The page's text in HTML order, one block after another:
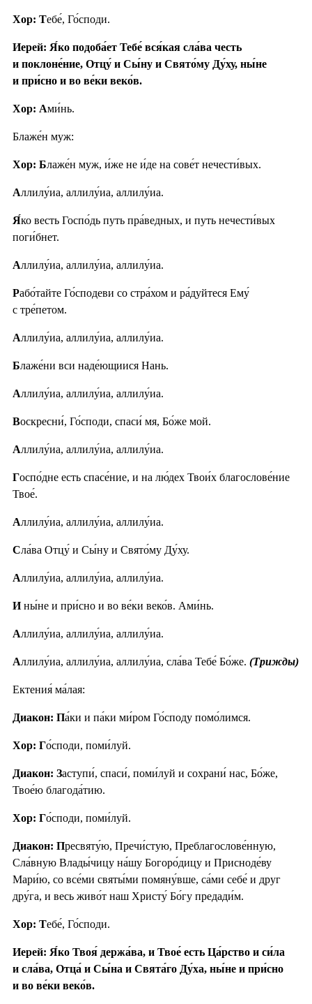
Хор: Тебе́, Го́споди.
Иерей: Я́ко подоба́ет Тебе́ вся́кая сла́ва честь
и поклоне́ние, Отцу́ и Сы́ну и Свято́му Ду́ху, ны́не
и при́сно и во ве́ки веко́в.
Хор: Ами́нь.
Блаже́н муж:
Хор: Блаже́н муж, и́же не и́де на сове́т нечести́вых.
Аллилу́иа, аллилу́иа, аллилу́иа.
Я́ко весть Госпо́дь путь пра́ведных, и путь нечести́вых
поги́бнет.
Аллилу́иа, аллилу́иа, аллилу́иа.
Рабо́тайте Го́сподеви со стра́хом и ра́дуйтеся Ему́
с тре́петом.
Аллилу́иа, аллилу́иа, аллилу́иа.
Блаже́ни вси наде́ющиися Нань.
Аллилу́иа, аллилу́иа, аллилу́иа.
Воскресни́, Го́споди, спаси́ мя, Бо́же мой.
Аллилу́иа, аллилу́иа, аллилу́иа.
Госпо́дне есть спасе́ние, и на лю́дех Твои́х благослове́ние
Твое́.
Аллилу́иа, аллилу́иа, аллилу́иа.
Сла́ва Отцу́ и Сы́ну и Свято́му Ду́ху.
Аллилу́иа, аллилу́иа, аллилу́иа.
Ины́не и при́сно и во ве́ки веко́в. Ами́нь.
Аллилу́иа, аллилу́иа, аллилу́иа.
Аллилу́иа, аллилу́иа, аллилу́иа, сла́ва Тебе́ Бо́же. (Трижды)
Ектения́ ма́лая:
Диакон: Па́ки и па́ки ми́ром Го́споду помо́лимся.
Хор: Го́споди, поми́луй.
Диакон: Заступи́, спаси́, поми́луй и сохрани́ нас, Бо́же,
Твое́ю благода́тию.
Хор: Го́споди, поми́луй.
Диакон: Пресвяту́ю, Пречи́стую, Преблагослове́нную,
Сла́вную Влады́чицу на́шу Богоро́дицу и Присноде́ву
Мари́ю, со все́ми святы́ми помяну́вше, са́ми себе́ и друг
дру́га, и весь живо́т наш Христу́ Бо́гу предади́м.
Хор: Тебе́, Го́споди.
Иерей: Я́ко Твоя́ держа́ва, и Твое́ есть Ца́рство и си́ла
и сла́ва, Отца́ и Сы́на и Свята́го Ду́ха, ны́не и при́сно
и во ве́ки веко́в.